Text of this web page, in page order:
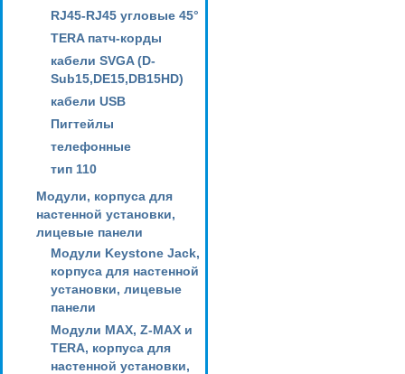
RJ45-RJ45 угловые 45°
TERA патч-корды
кабели SVGA (D-
Sub15,DE15,DB15HD)
кабели USB
Пигтейлы
телефонные
тип 110
Модули, корпуса для
настенной установки,
лицевые панели
Модули Keystone Jack,
корпуса для настенной
установки, лицевые
панели
Модули MAX, Z-MAX и
TERA, корпуса для
настенной установки,